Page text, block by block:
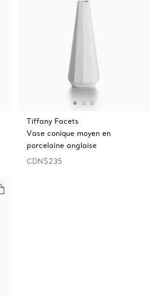
Tiffany Facets
Vase conique moyen en
porcelaine anglaise
CDN$235